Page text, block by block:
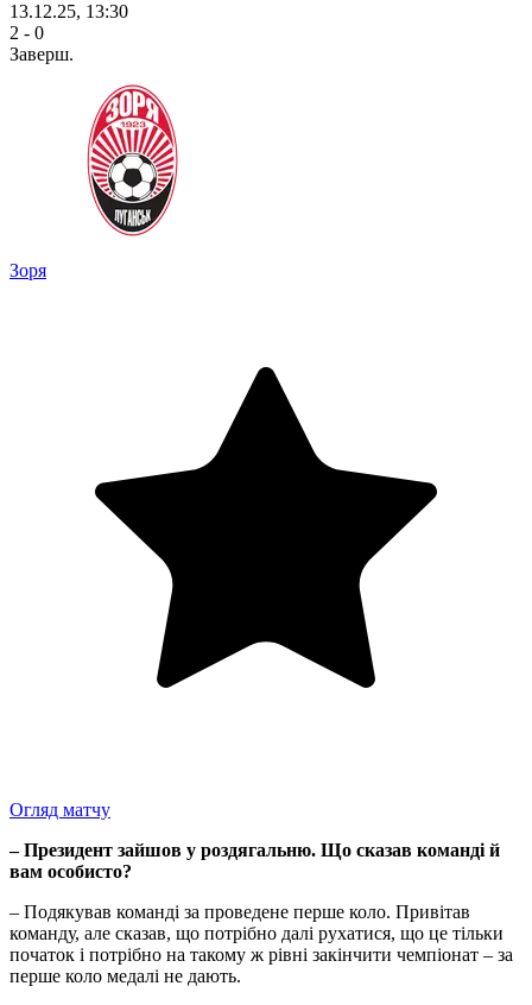
13.12.25, 13:30
2 - 0
Заверш.
Зоря
Огляд матчу
– Президент зайшов у роздягальню. Що сказав команді й
вам особисто?
– Подякував команді за проведене перше коло. Привітав
команду, але сказав, що потрібно далі рухатися, що це тільки
початок і потрібно на такому ж рівні закінчити чемпіонат – за
перше коло медалі не дають.